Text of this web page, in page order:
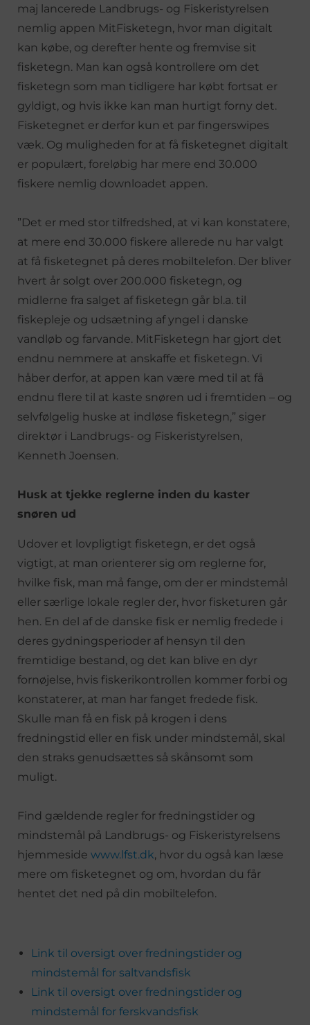
maj lancerede Landbrugs- og Fiskeristyrelsen
nemlig appen MitFisketegn, hvor man digitalt
kan købe, og derefter hente og fremvise sit
fisketegn. Man kan også kontrollere om det
fisketegn som man tidligere har købt fortsat er
gyldigt, og hvis ikke kan man hurtigt forny det.
Fisketegnet er derfor kun et par fingerswipes
væk. Og muligheden for at få fisketegnet digitalt
er populært, foreløbig har mere end 30.000
fiskere nemlig downloadet appen.
”Det er med stor tilfredshed, at vi kan konstatere,
at mere end 30.000 fiskere allerede nu har valgt
at få fisketegnet på deres mobiltelefon. Der bliver
hvert år solgt over 200.000 fisketegn, og
midlerne fra salget af fisketegn går bl.a. til
fiskepleje og udsætning af yngel i danske
vandløb og farvande. MitFisketegn har gjort det
endnu nemmere at anskaffe et fisketegn. Vi
håber derfor, at appen kan være med til at få
endnu flere til at kaste snøren ud i fremtiden – og
selvfølgelig huske at indløse fisketegn,” siger
direktør i Landbrugs- og Fiskeristyrelsen,
Kenneth Joensen.
Husk at tjekke reglerne inden du kaster
snøren ud
Udover et lovpligtigt fisketegn, er det også
vigtigt, at man orienterer sig om reglerne for,
hvilke fisk, man må fange, om der er mindstemål
eller særlige lokale regler der, hvor fisketuren går
hen. En del af de danske fisk er nemlig fredede i
deres gydningsperioder af hensyn til den
fremtidige bestand, og det kan blive en dyr
fornøjelse, hvis fiskerikontrollen kommer forbi og
konstaterer, at man har fanget fredede fisk.
Skulle man få en fisk på krogen i dens
fredningstid eller en fisk under mindstemål, skal
den straks genudsættes så skånsomt som
muligt.
Find gældende regler for fredningstider og
mindstemål på Landbrugs- og Fiskeristyrelsens
hjemmeside www.lfst.dk, hvor du også kan læse
mere om fisketegnet og om, hvordan du får
hentet det ned på din mobiltelefon.
Link til oversigt over fredningstider og
mindstemål for saltvandsfisk
Link til oversigt over fredningstider og
mindstemål for ferskvandsfisk